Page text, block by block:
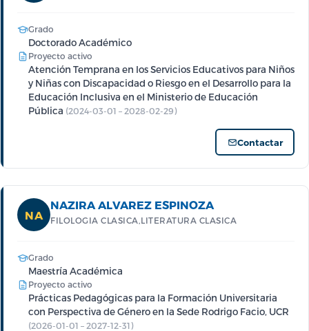
Grado
Doctorado Académico
Proyecto activo
Atención Temprana en los Servicios Educativos para Niños
y Niñas con Discapacidad o Riesgo en el Desarrollo para la
Educación Inclusiva en el Ministerio de Educación
Pública (2024-03-01 – 2028-02-29)
Contactar
NA
NAZIRA ALVAREZ ESPINOZA
FILOLOGIA CLASICA,LITERATURA CLASICA
Grado
Maestría Académica
Proyecto activo
Prácticas Pedagógicas para la Formación Universitaria
con Perspectiva de Género en la Sede Rodrigo Facio, UCR
(2026-01-01 – 2027-12-31)